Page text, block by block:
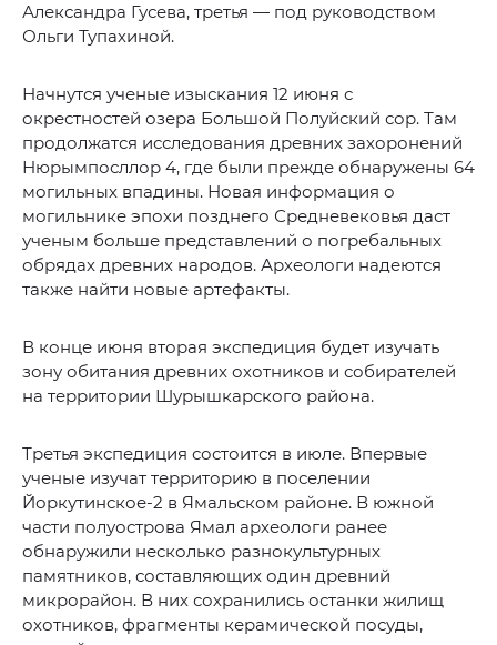
Александра Гусева, третья — под руководством
Ольги Тупахиной.
Начнутся ученые изыскания 12 июня с
окрестностей озера Большой Полуйский сор. Там
продолжатся исследования древних захоронений
Нюрымпосллор 4, где были прежде обнаружены 64
могильных впадины. Новая информация о
могильнике эпохи позднего Средневековья даст
ученым больше представлений о погребальных
обрядах древних народов. Археологи надеются
также найти новые артефакты.
В конце июня вторая экспедиция будет изучать
зону обитания древних охотников и собирателей
на территории Шурышкарского района.
Третья экспедиция состоится в июле. Впервые
ученые изучат территорию в поселении
Йоркутинское-2 в Ямальском районе. В южной
части полуострова Ямал археологи ранее
обнаружили несколько разнокультурных
памятников, составляющих один древний
микрорайон. В них сохранились останки жилищ
охотников, фрагменты керамической посуды,